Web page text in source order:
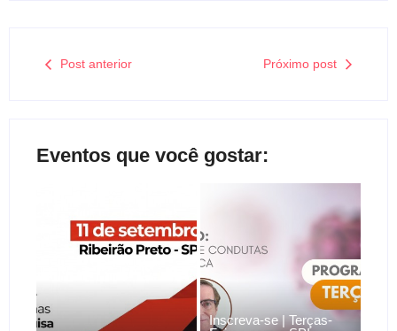
Post anterior Próximo post
Eventos que você gostar:
Inscreva-se | Terças-